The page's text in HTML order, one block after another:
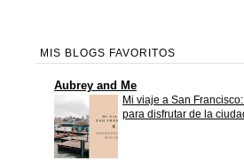
MIS BLOGS FAVORITOS
Aubrey and Me
Mi viaje a San
para disfrutar de la